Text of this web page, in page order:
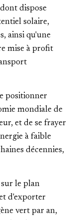
dispose
solaire,
ainsi qu'une
mise à profit
positionner
mondiale de
et de se frayer
à faible
décennies,
le plan
d'exporter
vert par an,